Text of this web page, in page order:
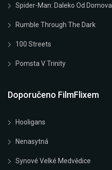
Spider-Man: Daleko Od Domova
Rumble Through The Dark
100 Streets
Pomsta V Trinity
Doporučeno FilmFlixem
Hooligans
Nenasytná
Synové Velké Medvědice